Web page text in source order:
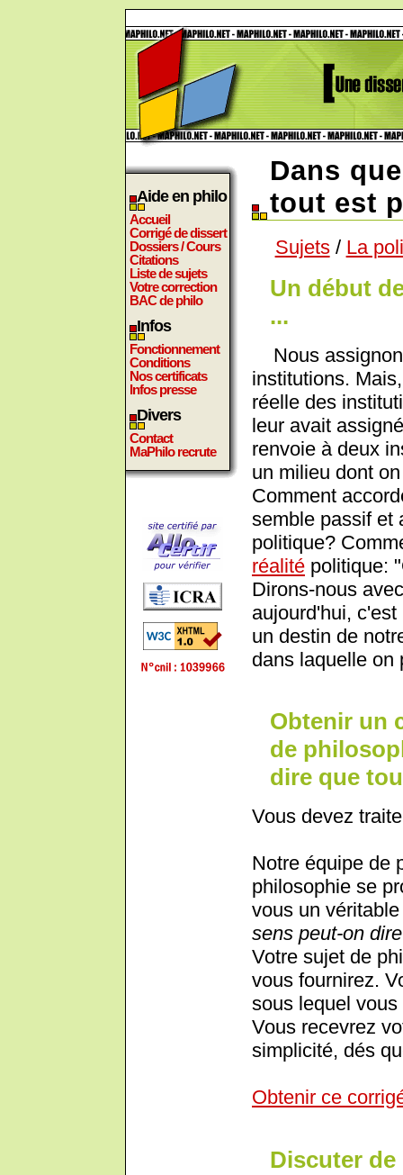
Aide en philo
Accueil
Corrigé de dissert
Dossiers / Cours
Citations
Liste de sujets
Votre correction
BAC de philo
Infos
Fonctionnement
Conditions
Nos certificats
Infos presse
Divers
Contact
MaPhilo recrute
Dans
tout est
Sujets/ La
Un début
...
Nous
institutions.
réelle des
leur avait
renvoie à deux
un milieu dont
Comment
semble passif et
politique?
réalité politique:
Dirons-nous
aujourd'hui,
un destin de
dans laquelle on
Obtenir un
de
dire que
Vous devez
Notre équipe de
philosophie se
vous un
sens peut-on
Votre sujet de
vous fournirez.
sous lequel
Vous recevrez
simplicité, dés
Obtenir ce
Discuter de